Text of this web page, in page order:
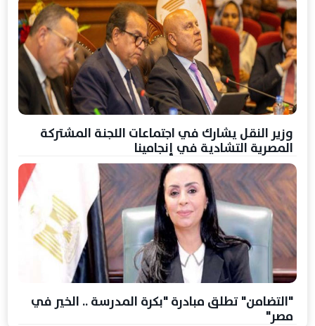
وزير النقل يشارك في اجتماعات اللجنة المشتركة
المصرية التشادية في إنجامينا
"التضامن" تطلق مبادرة "بكرة المدرسة .. الخير في
مصر"